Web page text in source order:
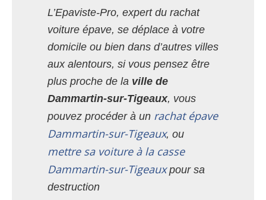
L’Epaviste-Pro, expert du rachat
voiture épave, se déplace à votre
domicile ou bien dans d’autres villes
aux alentours, si vous pensez être
plus proche de la ville de
Dammartin-sur-Tigeaux, vous
pouvez procéder à un rachat épave
Dammartin-sur-Tigeaux, ou
mettre sa voiture à la casse
Dammartin-sur-Tigeauxpour sa
destruction